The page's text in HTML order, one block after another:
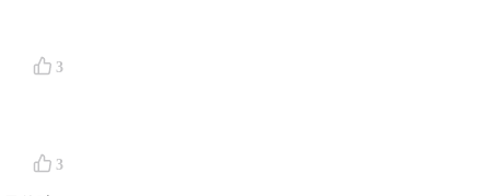
寻求帮
谢贺
3
3